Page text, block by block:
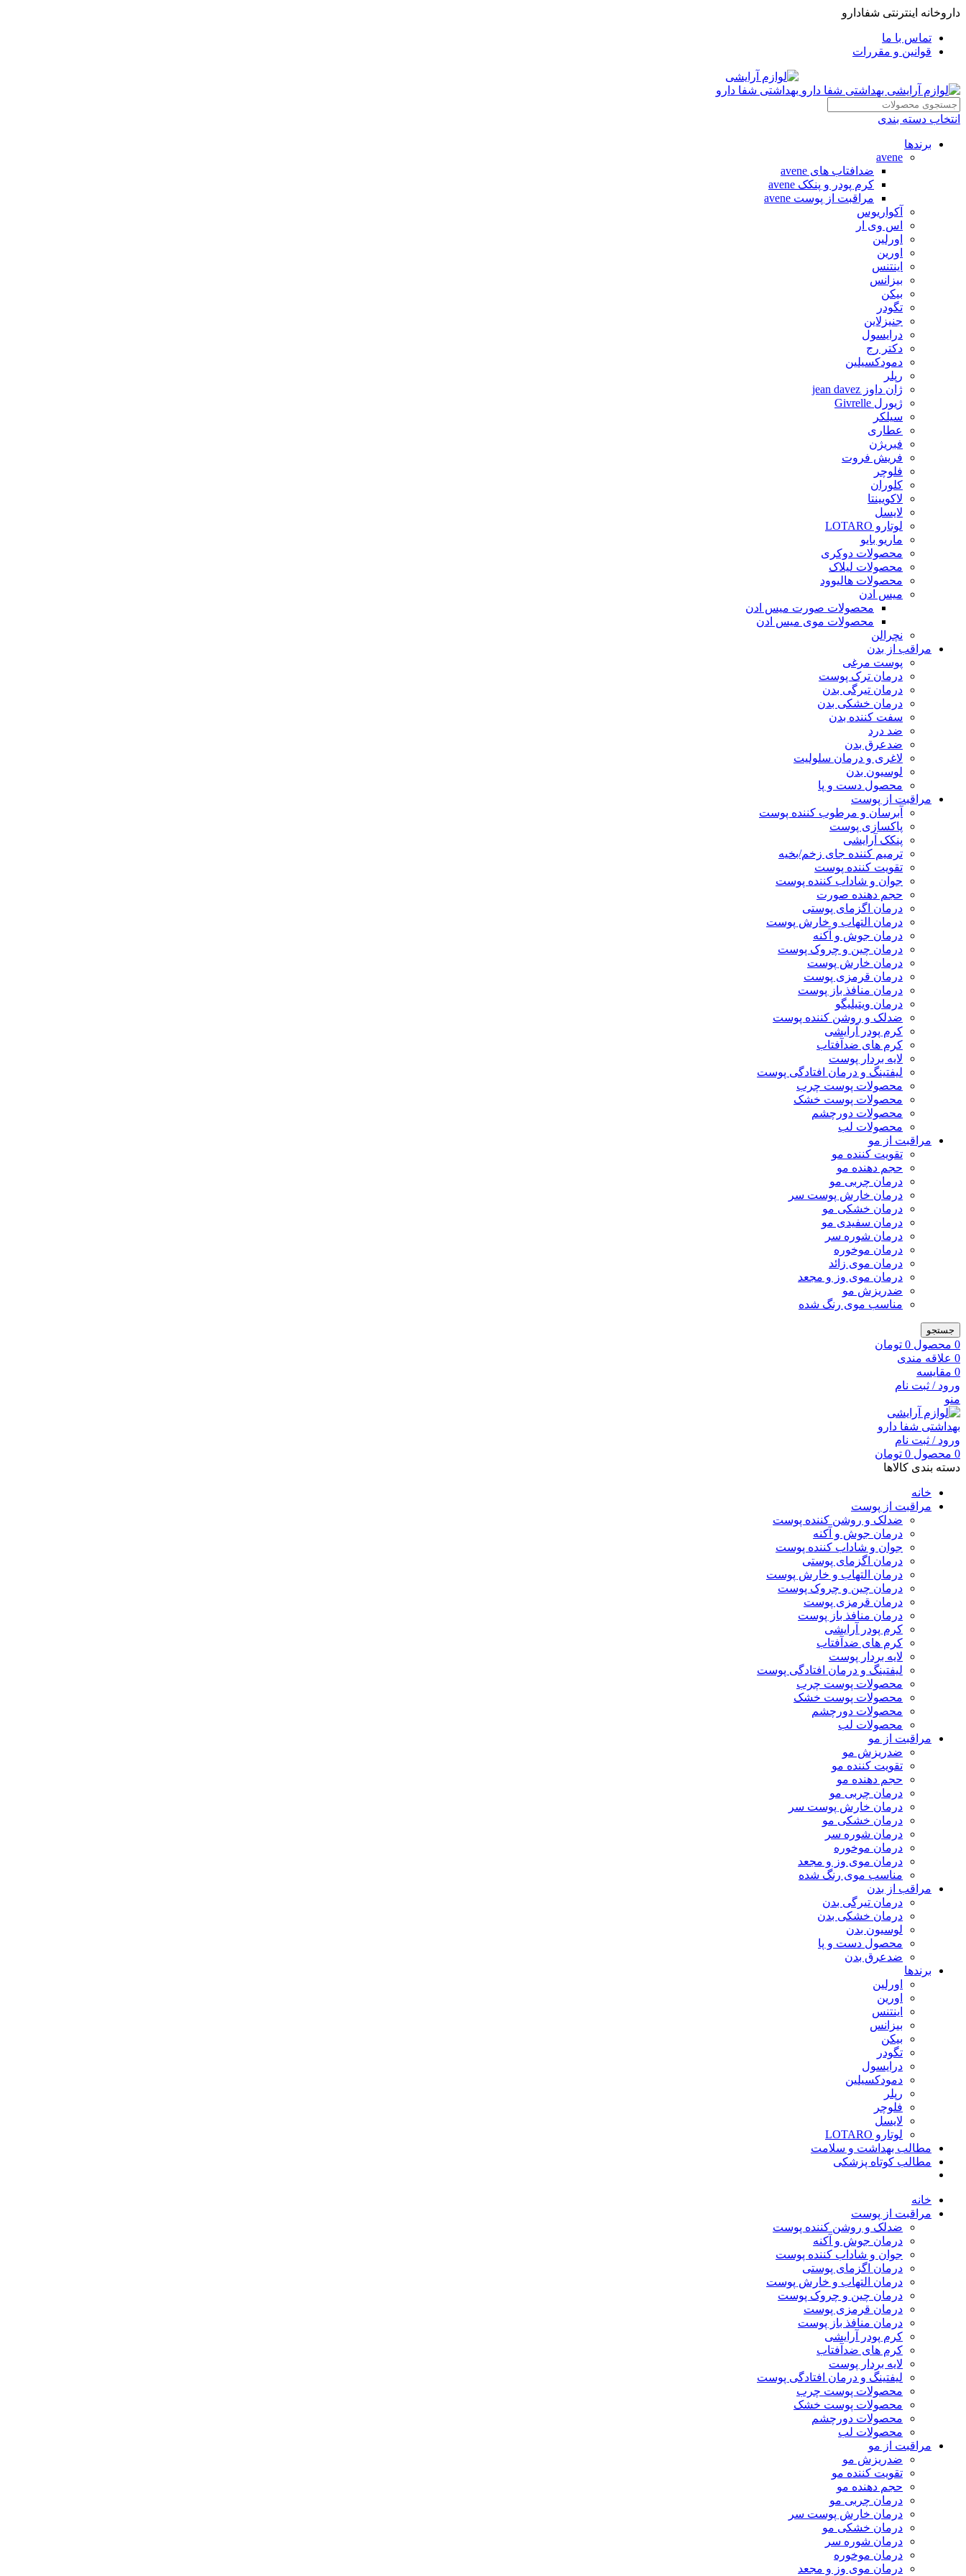
داروخانه اینترنتی شفادارو
تماس با ما
قوانین و مقررات
انتخاب دسته بندی
برندها
avene
ضدافتاب های avene
کرم پودر و پنکک avene
مراقبت از پوست avene
آکواریوس
اس وی ار
اورلین
اورین
اینتنس
بیزانس
بیکن
تگودر
جنیزلاین
درایسول
دکتر رج
دمودکسیلین
رپلر
ژان داوز jean davez
ژیورل Givrelle
سیلکر
عطاری
فبریژن
فریش فروت
فلوچر
کلوران
لاکویینتا
لایسل
لوتارو LOTARO
ماریو بایو
محصولات دوکری
محصولات لیلاک
محصولات هالیوود
میس ادن
محصولات صورت میس ادن
محصولات موی میس ادن
نچرالن
مراقب از بدن
پوست مرغی
درمان ترک پوست
درمان تیرگی بدن
درمان خشکی بدن
سفت کننده بدن
ضد درد
ضدعرق بدن
لاغری و درمان سلولیت
لوسیون بدن
محصول دست و پا
مراقبت از پوست
آبرسان و مرطوب کننده پوست
پاکسازی پوست
پنکک آرایشی
ترمیم کننده جای زخم/بخیه
تقویت کننده پوست
جوان و شاداب کننده پوست
حجم دهنده صورت
درمان اگزمای پوستی
درمان التهاب و خارش پوست
درمان جوش و آکنه
درمان چین و چروک پوست
درمان خارش پوست
درمان قرمزی پوست
درمان منافذ باز پوست
درمان ویتیلیگو
ضدلک و روشن کننده پوست
کرم پودر آرایشی
کرم های ضدآفتاب
لایه بردار پوست
لیفتینگ و درمان افتادگی پوست
محصولات پوست چرب
محصولات پوست خشک
محصولات دورچشم
محصولات لب
مراقبت از مو
تقویت کننده مو
حجم دهنده مو
درمان چربی مو
درمان خارش پوست سر
درمان خشکی مو
درمان سفیدی مو
درمان شوره سر
درمان موخوره
درمان موی زائد
درمان موی وز و مجعد
ضدریزش مو
مناسب موی رنگ شده
جستجو
0 محصول 0 تومان
0 علاقه مندی
0 مقایسه
ورود / ثبت نام
منو
ورود / ثبت نام
0 محصول 0 تومان
دسته بندی کالاها
خانه
مراقبت از پوست
ضدلک و روشن کننده پوست
درمان جوش و آکنه
جوان و شاداب کننده پوست
درمان اگزمای پوستی
درمان التهاب و خارش پوست
درمان چین و چروک پوست
درمان قرمزی پوست
درمان منافذ باز پوست
کرم پودر آرایشی
کرم های ضدآفتاب
لایه بردار پوست
لیفتینگ و درمان افتادگی پوست
محصولات پوست چرب
محصولات پوست خشک
محصولات دورچشم
محصولات لب
مراقبت از مو
ضدریزش مو
تقویت کننده مو
حجم دهنده مو
درمان چربی مو
درمان خارش پوست سر
درمان خشکی مو
درمان شوره سر
درمان موخوره
درمان موی وز و مجعد
مناسب موی رنگ شده
مراقب از بدن
درمان تیرگی بدن
درمان خشکی بدن
لوسیون بدن
محصول دست و پا
ضدعرق بدن
برندها
اورلین
اورین
اینتنس
بیزانس
بیکن
تگودر
درایسول
دمودکسیلین
رپلر
فلوچر
لایسل
لوتارو LOTARO
مطالب بهداشت و سلامت
مطالب کوتاه پزشکی
خانه
مراقبت از پوست
ضدلک و روشن کننده پوست
درمان جوش و آکنه
جوان و شاداب کننده پوست
درمان اگزمای پوستی
درمان التهاب و خارش پوست
درمان چین و چروک پوست
درمان قرمزی پوست
درمان منافذ باز پوست
کرم پودر آرایشی
کرم های ضدآفتاب
لایه بردار پوست
لیفتینگ و درمان افتادگی پوست
محصولات پوست چرب
محصولات پوست خشک
محصولات دورچشم
محصولات لب
مراقبت از مو
ضدریزش مو
تقویت کننده مو
حجم دهنده مو
درمان چربی مو
درمان خارش پوست سر
درمان خشکی مو
درمان شوره سر
درمان موخوره
درمان موی وز و مجعد